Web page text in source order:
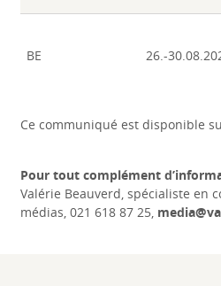
BE 26.-
Ce communiqué est disponible
Pour tout complément
Valérie Beauverd, spécialiste en
médias, 021 618 87 25,